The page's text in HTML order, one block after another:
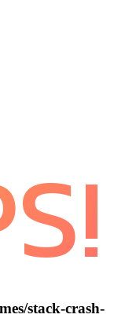
stack-crash-